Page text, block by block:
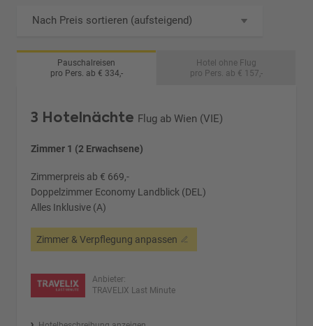
Nach Preis sortieren (aufsteigend)
Pauschalreisen
pro Pers. ab € 334,-
Hotel ohne Flug
pro Pers. ab € 157,-
3 Hotelnächte Flug ab Wien (VIE)
Zimmer 1 (2 Erwachsene)
Zimmerpreis ab € 669,-
Doppelzimmer Economy Landblick (DEL)
Alles Inklusive (A)
Zimmer & Verpflegung anpassen
Anbieter:
TRAVELIX Last Minute